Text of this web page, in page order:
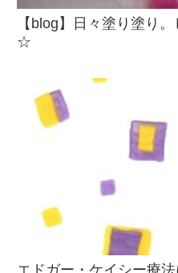
【blog】日々塗り塗り
☆